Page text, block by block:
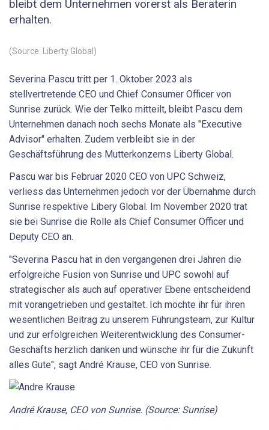
bleibt dem Unternehmen vorerst als Beraterin
erhalten.
(Source: Liberty Global)
Severina Pascu tritt per 1. Oktober 2023 als
stellvertretende CEO und Chief Consumer Officer von
Sunrise zurück. Wie der Telko mitteilt, bleibt Pascu dem
Unternehmen danach noch sechs Monate als "Executive
Advisor" erhalten. Zudem verbleibt sie in der
Geschäftsführung des Mutterkonzerns Liberty Global.
Pascu war bis Februar 2020 CEO von UPC Schweiz,
verliess das Unternehmen jedoch vor der Übernahme durch
Sunrise respektive Libery Global. Im November 2020 trat
sie bei Sunrise die Rolle als Chief Consumer Officer und
Deputy CEO an.
"Severina Pascu hat in den vergangenen drei Jahren die
erfolgreiche Fusion von Sunrise und UPC sowohl auf
strategischer als auch auf operativer Ebene entscheidend
mit vorangetrieben und gestaltet. Ich möchte ihr für ihren
wesentlichen Beitrag zu unserem Führungsteam, zur Kultur
und zur erfolgreichen Weiterentwicklung des Consumer-
Geschäfts herzlich danken und wünsche ihr für die Zukunft
alles Gute", sagt André Krause, CEO von Sunrise.
André Krause, CEO von Sunrise. (Source: Sunrise)